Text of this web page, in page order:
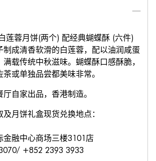
莲蓉月饼(两个) 配经典蝴蝶酥 (六件)
制成清香软滑的白莲蓉，配以油润咸蛋
载传统中秋滋味。蝴蝶酥口感酥脆，
或单独品尝都美味非常。
自家出品，香港制造。
月饼礼盒现货兑换地点：
金融中心商场三楼3101店
+852 2393 3933